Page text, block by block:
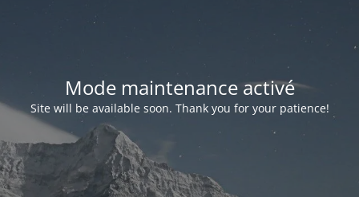
Mode maintenance activé
Site will be available soon. Thank you for your patience!